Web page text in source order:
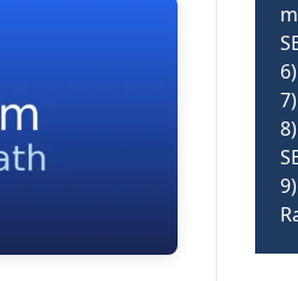
6)
7)
8)
9)